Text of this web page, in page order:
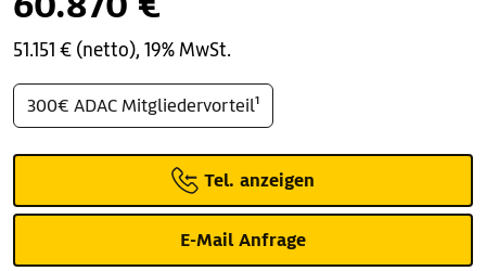
51.151 € (netto), 19% MwSt.
300€ ADAC Mitgliedervorteil¹
Tel. anzeigen
E-Mail Anfrage